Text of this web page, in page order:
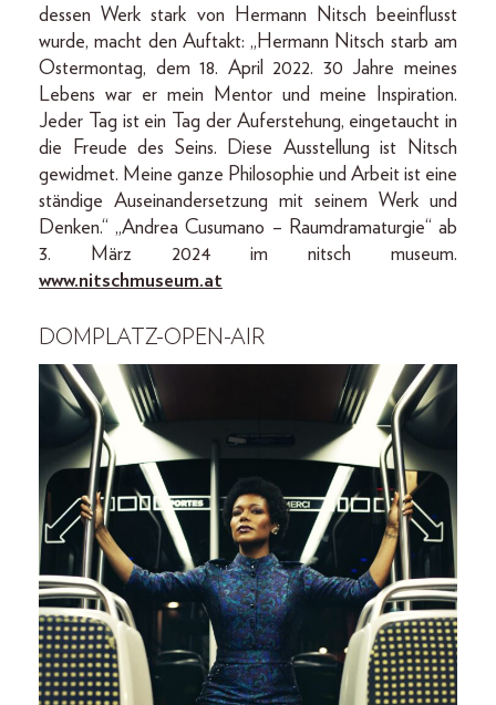
dessen Werk stark von Hermann Nitsch beeinflusst
wurde, macht den Auftakt: „Hermann Nitsch starb am
Ostermontag, dem 18. April 2022. 30 Jahre meines
Lebens war er mein Mentor und meine Inspiration.
Jeder Tag ist ein Tag der Auferstehung, eingetaucht in
die Freude des Seins. Diese Ausstellung ist Nitsch
gewidmet. Meine ganze Philosophie und Arbeit ist eine
ständige Auseinandersetzung mit seinem Werk und
Denken.“ „Andrea Cusumano – Raumdramaturgie“ ab
3. März 2024 im nitsch museum.
www.nitschmuseum.at
DOMPLATZ-OPEN-AIR